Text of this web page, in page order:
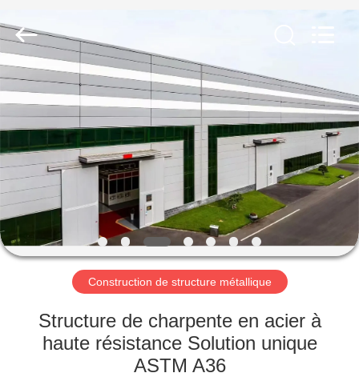
ACCUEIL
PRODUITS
VIDÉOS
SPECTACLE
DE
RÉALITÉ
VIRTUELLE
Fabrication
Co.,
Rights
Reserved.
Construction de structure métallique
Structure de charpente en acier à
haute résistance Solution unique
ASTM A36